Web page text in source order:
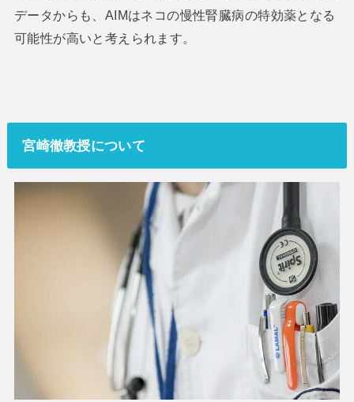
データからも、AIMはネコの慢性腎臓病の特効薬となる
可能性が高いと考えられます。
宮崎徹教授について